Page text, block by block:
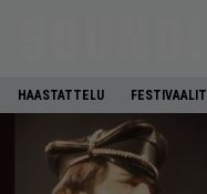
HAASTATTELU FESTIVAALIT